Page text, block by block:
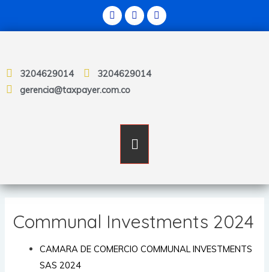
3204629014
3204629014
gerencia@taxpayer.com.co
Communal Investments 2024
CAMARA DE COMERCIO COMMUNAL INVESTMENTS
SAS 2024